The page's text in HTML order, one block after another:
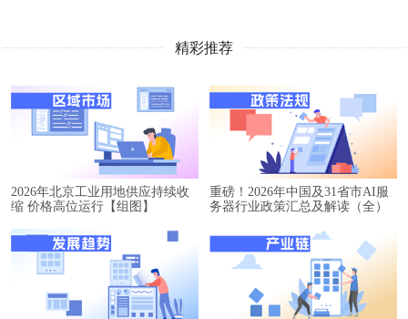
精彩推荐
2026年北京工业用地供应持续收
缩 价格高位运行【组图】
重磅！2026年中国及31省市AI服
务器行业政策汇总及解读（全）